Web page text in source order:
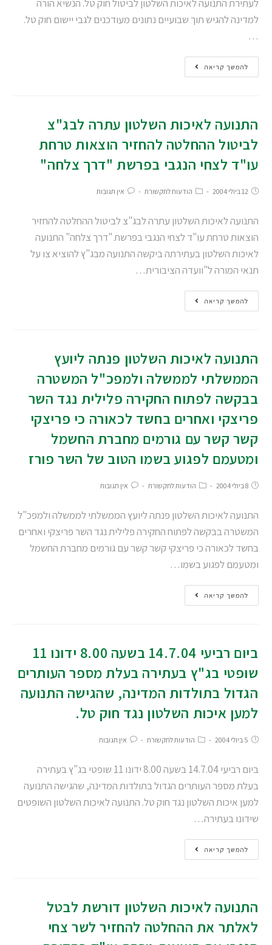
לעתירת התנועה לאיכות השלטון לביטול חוק טל. הנשיא הורה
למדינה להגיש תוך שבועיים נתונים מעודכנים לגבי יישום חוק טל.
…
להמשך קריאה
התנועה לאיכות השלטון עתרה לבג"צ
לביטול ההחלטה להחזיר הוצאות טרחת
עו"ד לצחי הנגבי בפרשת "דרך צלחה"
12 ביולי 2004 הודעות לתקשורת אין תגובות
התנועה לאיכות השלטון עתרה לבג"צ לביטול ההחלטה להחזיר
הוצאות טרחת עו"ד לצחי הנגבי בפרשת "דרך צלחה" התנועה
לאיכות השלטון בעתירתה ביקשה התנועה מבג"ץ להוציא צו על
תנאי המורה ל"וועדה הציבורית…
להמשך קריאה
התנועה לאיכות השלטון פנתה ליועץ
הממשלתי לממשלה ולמפכ"ל המשטרה
בבקשה לפתוח החקירה פלילית נגד השר
פריצקי ואחרים בחשד לכאורה כי פריצקי
קשר קשר עם גורמים מחברת החשמל
ומטעמם לפגוע בשמו הטוב של השר פורז
8 ביולי 2004 הודעות לתקשורת אין תגובות
התנועה לאיכות השלטון פנתה ליועץ הממשלתי לממשלה ולמפכ"ל
המשטרה בבקשה לפתוח החקירה פלילית נגד השר פריצקי ואחרים
בחשד לכאורה כי פריצקי קשר קשר עם גורמים מחברת החשמל
ומטעמם לפגוע בשמו…
להמשך קריאה
ביום רביעי 14.7.04 בשעה 8.00 ידונו 11
שופטי בג"ץ בעתירה בעלת מספר העותרים
הגדול בתולדות המדינה, שהגישה התנועה
למען איכות השלטון נגד חוק טל.
5 ביולי 2004 הודעות לתקשורת אין תגובות
ביום רביעי 14.7.04 בשעה 8.00 ידונו 11 שופטי בג"ץ בעתירה
בעלת מספר העותרים הגדול בתולדות המדינה, שהגישה התנועה
למען איכות השלטון נגד חוק טל. התנועה לאיכות השלטון השופטים
שידונו בעתירה…
להמשך קריאה
התנועה לאיכות השלטון דורשת לבטל
לאלתר את ההחלטה להחזיר לשר צחי